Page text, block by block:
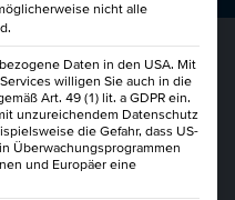
BLICK
nicht alle
Daten in den USA. Mit
willigen Sie auch in die
Art. 49 (1) lit. a GDPR ein.
unzureichendem Datenschutz
die Gefahr, dass US-
Überwachungsprogrammen
und Europäer eine